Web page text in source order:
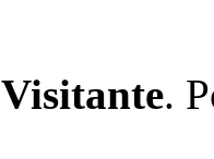
Visitante.